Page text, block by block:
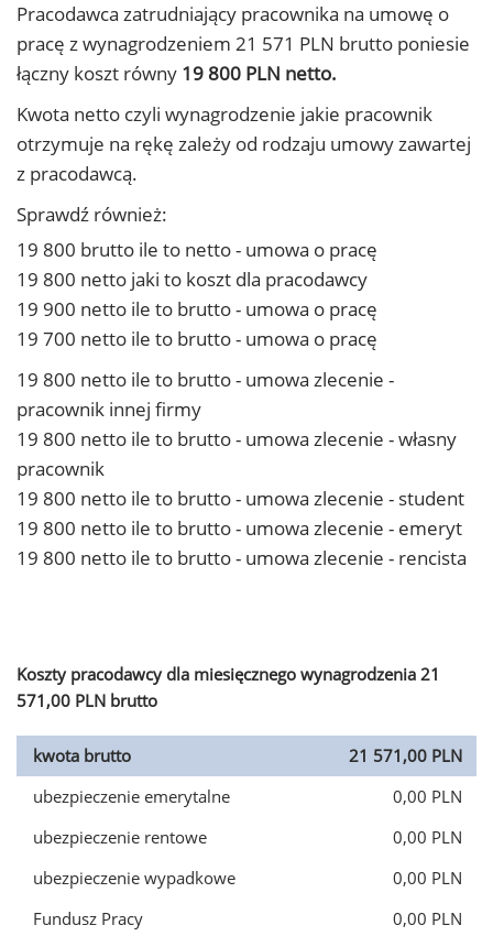
Pracodawca zatrudniający pracownika na umowę o
pracę z wynagrodzeniem 21 571 PLN brutto poniesie
łączny koszt równy 19 800 PLN netto.
Kwota netto czyli wynagrodzenie jakie pracownik
otrzymuje na rękę zależy od rodzaju umowy zawartej
z pracodawcą.
Sprawdź również:
19 800 brutto ile to netto - umowa o pracę
19 800 netto jaki to koszt dla pracodawcy
19 900 netto ile to brutto - umowa o pracę
19 700 netto ile to brutto - umowa o pracę
19 800 netto ile to brutto - umowa zlecenie -
pracownik innej firmy
19 800 netto ile to brutto - umowa zlecenie - własny
pracownik
19 800 netto ile to brutto - umowa zlecenie - student
19 800 netto ile to brutto - umowa zlecenie - emeryt
19 800 netto ile to brutto - umowa zlecenie - rencista
Koszty pracodawcy dla miesięcznego wynagrodzenia 21
571,00 PLN brutto
kwota brutto
21 571,00 PLN
ubezpieczenie emerytalne
0,00 PLN
ubezpieczenie rentowe
0,00 PLN
ubezpieczenie wypadkowe
0,00 PLN
Fundusz Pracy
0,00 PLN